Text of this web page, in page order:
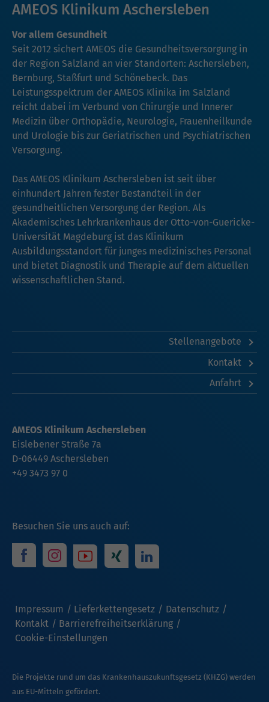
AMEOS Klinikum Aschersleben
Vor allem Gesundheit
Seit 2012 sichert AMEOS die Gesundheitsversorgung in
der Region Salzland an vier Standorten: Aschersleben,
Bernburg, Staßfurt und Schönebeck. Das
Leistungsspektrum der AMEOS Klinika im Salzland
reicht dabei im Verbund von Chirurgie und Innerer
Medizin über Orthopädie, Neurologie, Frauenheilkunde
und Urologie bis zur Geriatrischen und Psychiatrischen
Versorgung.
Das AMEOS Klinikum Aschersleben ist seit über
einhundert Jahren fester Bestandteil in der
gesundheitlichen Versorgung der Region. Als
Akademisches Lehrkrankenhaus der Otto-von-Guericke-
Universität Magdeburg ist das Klinikum
Ausbildungsstandort für junges medizinisches Personal
und bietet Diagnostik und Therapie auf dem aktuellen
wissenschaftlichen Stand.
Stellenangebote
Kontakt
Anfahrt
Besuchen Sie uns auch auf:
Impressum Lieferkettengesetz
Datenschutz
Kontakt
Barrierefreiheitserklärung
Cookie-Einstellungen
AMEOS Klinikum Aschersleben
Eislebener Straße 7a
D-06449 Aschersleben
+49 3473 97 0
Die Projekte rund um das Krankenhauszukunftsgesetz (KHZG) werden
aus EU-Mitteln gefördert.